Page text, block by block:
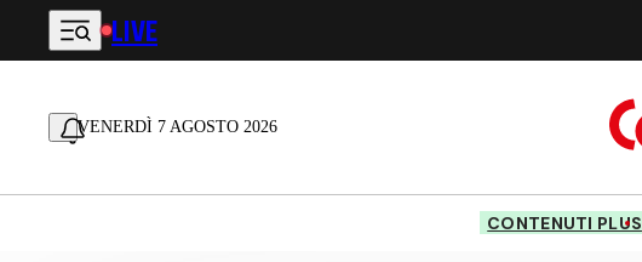
Vai al contenuto principale
LIVE
VENERDÌ 7 AGOSTO 2026
CONTENUTI PLUS